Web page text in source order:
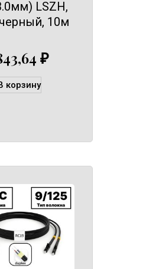
LSZH,
10м
₽
корзину